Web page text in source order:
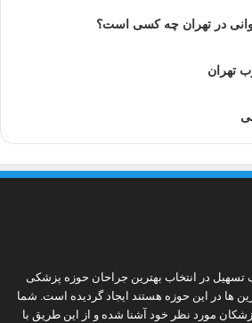
در تهران چه کسی است؟
تهران
تسهیل در انتخاب بهترین جراحان حوزه پزشکی
ها در این حوزه هستند ایجاد گردیده است. شما
مورد نظر خود آشنا شده و از این طریق با